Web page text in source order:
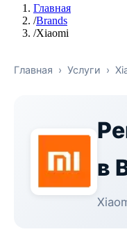
Главная
/Brands
/Xiaomi
Главная › Услуги ›
в